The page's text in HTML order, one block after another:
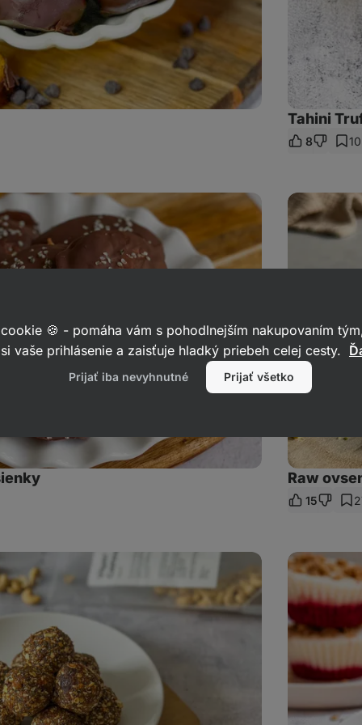
Tahini
8
Raw
ovsené
košíčky
v
Raw
15
Jogurtové
košíčky
granolou
🍪 - pomáha vám s pohodlnejším nakupovaním
vaše prihlásenie a zaisťuje hladký priebeh celej cesty.
Prijať iba nevyhnutné Prijať všetko